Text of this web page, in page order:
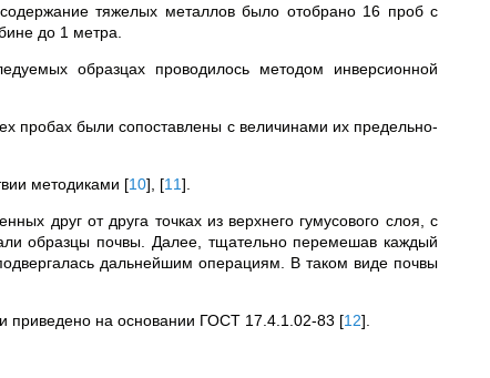
тяжелых металлов было отобрано 16 проб с
до 1 метра.
образцах проводилось методом инверсионной
пробах были сопоставлены с величинами их предельно-
методиками [10] [11]
друг от друга точках из верхнего гумусового слоя, с
образцы почвы. Далее, тщательно перемешав каждый
дальнейшим операциям. В таком виде почвы
приведено на основании ГОСТ 17.4.1.02-83 [12]